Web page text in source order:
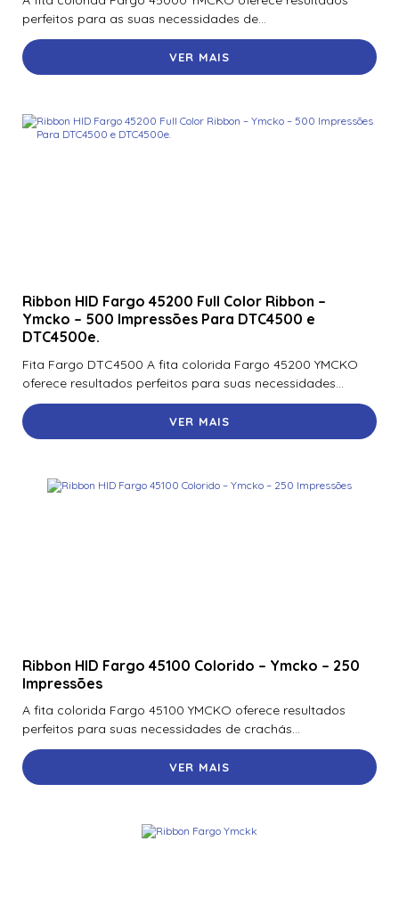
perfeitos para as suas necessidades de...
VER MAIS
Ribbon HID Fargo 45200 Full Color Ribbon –
Ymcko – 500 Impressões Para DTC4500 e
DTC4500e.
Fita Fargo DTC4500 A fita colorida Fargo 45200 YMCKO
oferece resultados perfeitos para suas necessidades...
VER MAIS
Ribbon HID Fargo 45100 Colorido – Ymcko – 250
Impressões
A fita colorida Fargo 45100 YMCKO oferece resultados
perfeitos para suas necessidades de crachás...
VER MAIS